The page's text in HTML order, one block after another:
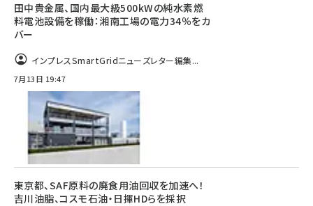
田中貴金属、国内最大級500kWの純水素燃
料電池設備を稼働：湘南工場の電力34％をカ
バー
インプレスSmartGridニューズレター編集...
7月13日 19:47
東京都、SAF原料の廃食用油回収を加速へ！
吉川油脂、コスモ石油・日揮HDらを採択